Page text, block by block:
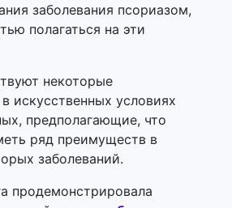
заболевания псориазом,
полагаться на эти
некоторые
искусственных условиях
предполагающие, что
ряд преимуществ в
заболеваний.
продемонстрировала